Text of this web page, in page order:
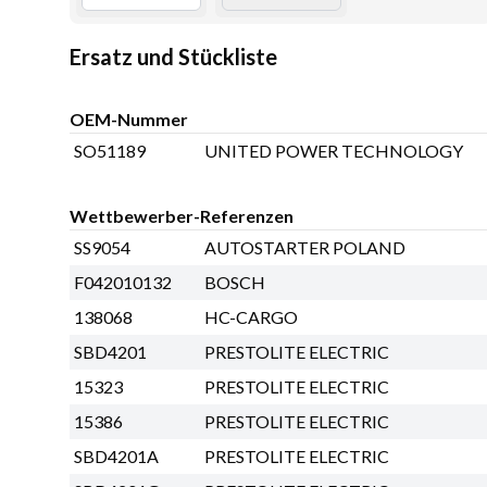
Ersatz und Stückliste
OEM-Nummer
SO51189
UNITED POWER TECHNOLOGY
Wettbewerber-Referenzen
SS9054
AUTOSTARTER POLAND
F042010132
BOSCH
138068
HC-CARGO
SBD4201
PRESTOLITE ELECTRIC
15323
PRESTOLITE ELECTRIC
15386
PRESTOLITE ELECTRIC
SBD4201A
PRESTOLITE ELECTRIC